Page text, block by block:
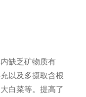
缺乏矿物质有
以及多摄取含根
白菜等。提高了